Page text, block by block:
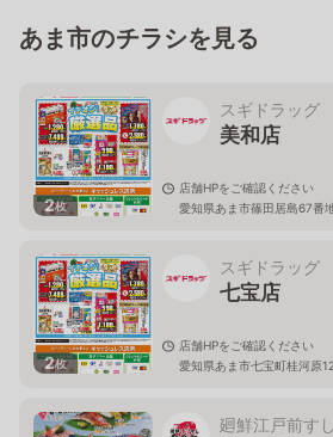
あま市のチラシを見る
2枚
スギドラッグ
美和店
店舗HPをご確認ください
愛知県あま市篠田居島67番
2枚
スギドラッグ
七宝店
店舗HPをご確認ください
愛知県あま市七宝町桂河原
廻鮮江戸前す